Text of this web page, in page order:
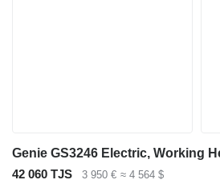
42 060 TJS 3 950 € ≈ 4 564 $